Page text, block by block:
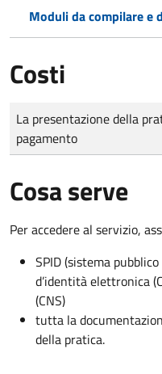
Moduli da compilare e
Costi
Tipo di pagamento
Importo
La presentazione della
pagamento
Cosa serve
Per accedere al servizio,
SPID (sistema
d’identità elettronica
(CNS)
tutta la
della pratica.